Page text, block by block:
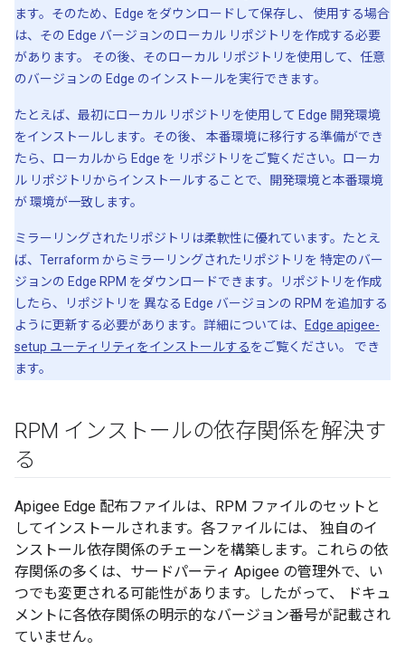
ます。そのため、Edge をダウンロードして保存し、 使用する場合
は、その Edge バージョンのローカル リポジトリを作成する必要
があります。 その後、そのローカル リポジトリを使用して、任意
のバージョンの Edge のインストールを実行できます。
たとえば、最初にローカル リポジトリを使用して Edge 開発環境
をインストールします。その後、 本番環境に移行する準備ができ
たら、ローカルから Edge を リポジトリをご覧ください。ローカ
ル リポジトリからインストールすることで、開発環境と本番環境
が 環境が一致します。
ミラーリングされたリポジトリは柔軟性に優れています。たとえ
ば、Terraform からミラーリングされたリポジトリを 特定のバー
ジョンの Edge RPM をダウンロードできます。リポジトリを作成
したら、リポジトリを 異なる Edge バージョンの RPM を追加する
ように更新する必要があります。詳細については、
Edge apigee-
setup ユーティリティをインストールするをご覧ください。 でき
ます。
RPM インストールの依存関係を解決す
る
Apigee Edge 配布ファイルは、RPM ファイルのセットと
してインストールされます。各ファイルには、 独自のイ
ンストール依存関係のチェーンを構築します。これらの依
存関係の多くは、サードパーティ Apigee の管理外で、い
つでも変更される可能性があります。したがって、 ドキュ
メントに各依存関係の明示的なバージョン番号が記載され
ていません。